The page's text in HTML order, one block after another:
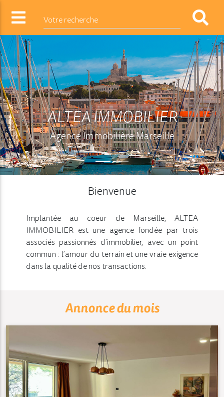
Votre recherche
ALTEA IMMOBILIER
Agence Immobilière Marseille
Bienvenue
Implantée au coeur de Marseille, ALTEA
IMMOBILIER est une agence fondée par trois
associés passionnés d'immobilier, avec un point
commun : l’amour du terrain et une vraie exigence
dans la qualité de nos transactions.
Annonce du mois